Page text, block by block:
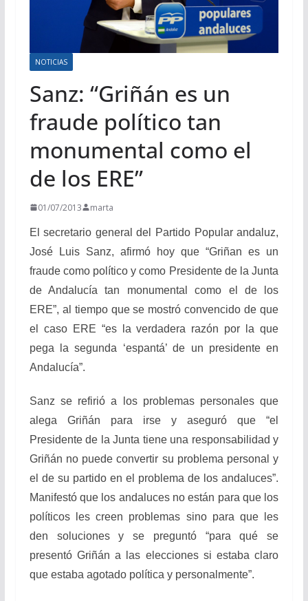
NOTICIAS
Sanz: “Griñán es un
fraude político tan
monumental como el
de los ERE”
01/07/2013 marta
El secretario general del Partido Popular andaluz,
José Luis Sanz, afirmó hoy que “Griñan es un
fraude como político y como Presidente de la Junta
de Andalucía tan monumental como el de los
ERE”, al tiempo que se mostró convencido de que
el caso ERE “es la verdadera razón por la que
pega la segunda ‘espantá’ de un presidente en
Andalucía”.
Sanz se refirió a los problemas personales que
alega Griñán para irse y aseguró que “el
Presidente de la Junta tiene una responsabilidad y
Griñán no puede convertir su problema personal y
el de su partido en el problema de los andaluces”.
Manifestó que los andaluces no están para que los
políticos les creen problemas sino para que les
den soluciones y se preguntó “para qué se
presentó Griñán a las elecciones si estaba claro
que estaba agotado política y personalmente”.